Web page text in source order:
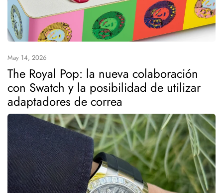
May 14, 2026
The Royal Pop: la nueva colaboración
con Swatch y la posibilidad de utilizar
adaptadores de correa